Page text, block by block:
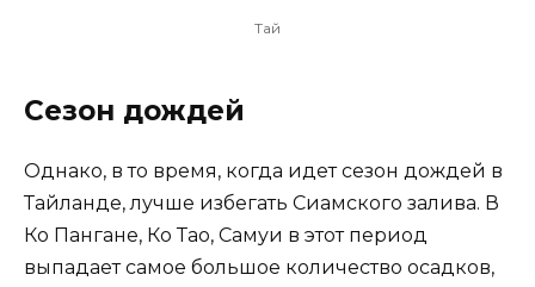
Тай
Сезон дождей
Однако, в то время, когда идет сезон дождей в
Тайланде, лучше избегать Сиамского залива. В
Ко Пангане, Ко Тао, Самуи в этот период
выпадает самое большое количество осадков,